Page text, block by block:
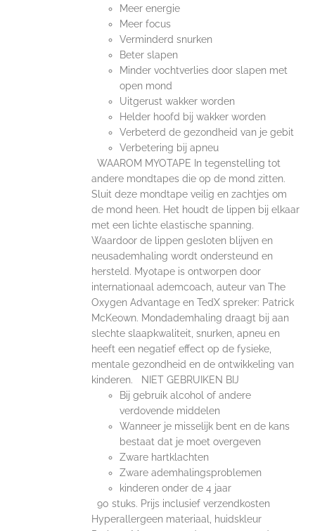
Meer energie
Meer focus
Verminderd snurken
Beter slapen
Minder vochtverlies door slapen met
open mond
Uitgerust wakker worden
Helder hoofd bij wakker worden
Verbeterd de gezondheid van je gebit
Verbetering bij apneu
WAAROM MYOTAPE In tegenstelling tot
andere mondtapes die op de mond zitten.
Sluit deze mondtape veilig en zachtjes om
de mond heen. Het houdt de lippen bij elkaar
met een lichte elastische spanning.
Waardoor de lippen gesloten blijven en
neusademhaling wordt ondersteund en
hersteld. Myotape is ontworpen door
internationaal ademcoach, auteur van The
Oxygen Advantage en TedX spreker: Patrick
McKeown. Mondademhaling draagt bij aan
slechte slaapkwaliteit, snurken, apneu en
heeft een negatief effect op de fysieke,
mentale gezondheid en de ontwikkeling van
kinderen. NIET GEBRUIKEN BIJ
Bij gebruik alcohol of andere
verdovende middelen
Wanneer je misselijk bent en de kans
bestaat dat je moet overgeven
Zware hartklachten
Zware ademhalingsproblemen
kinderen onder de 4 jaar
90 stuks. Prijs inclusief verzendkosten
Hyperallergeen materiaal, huidskleur